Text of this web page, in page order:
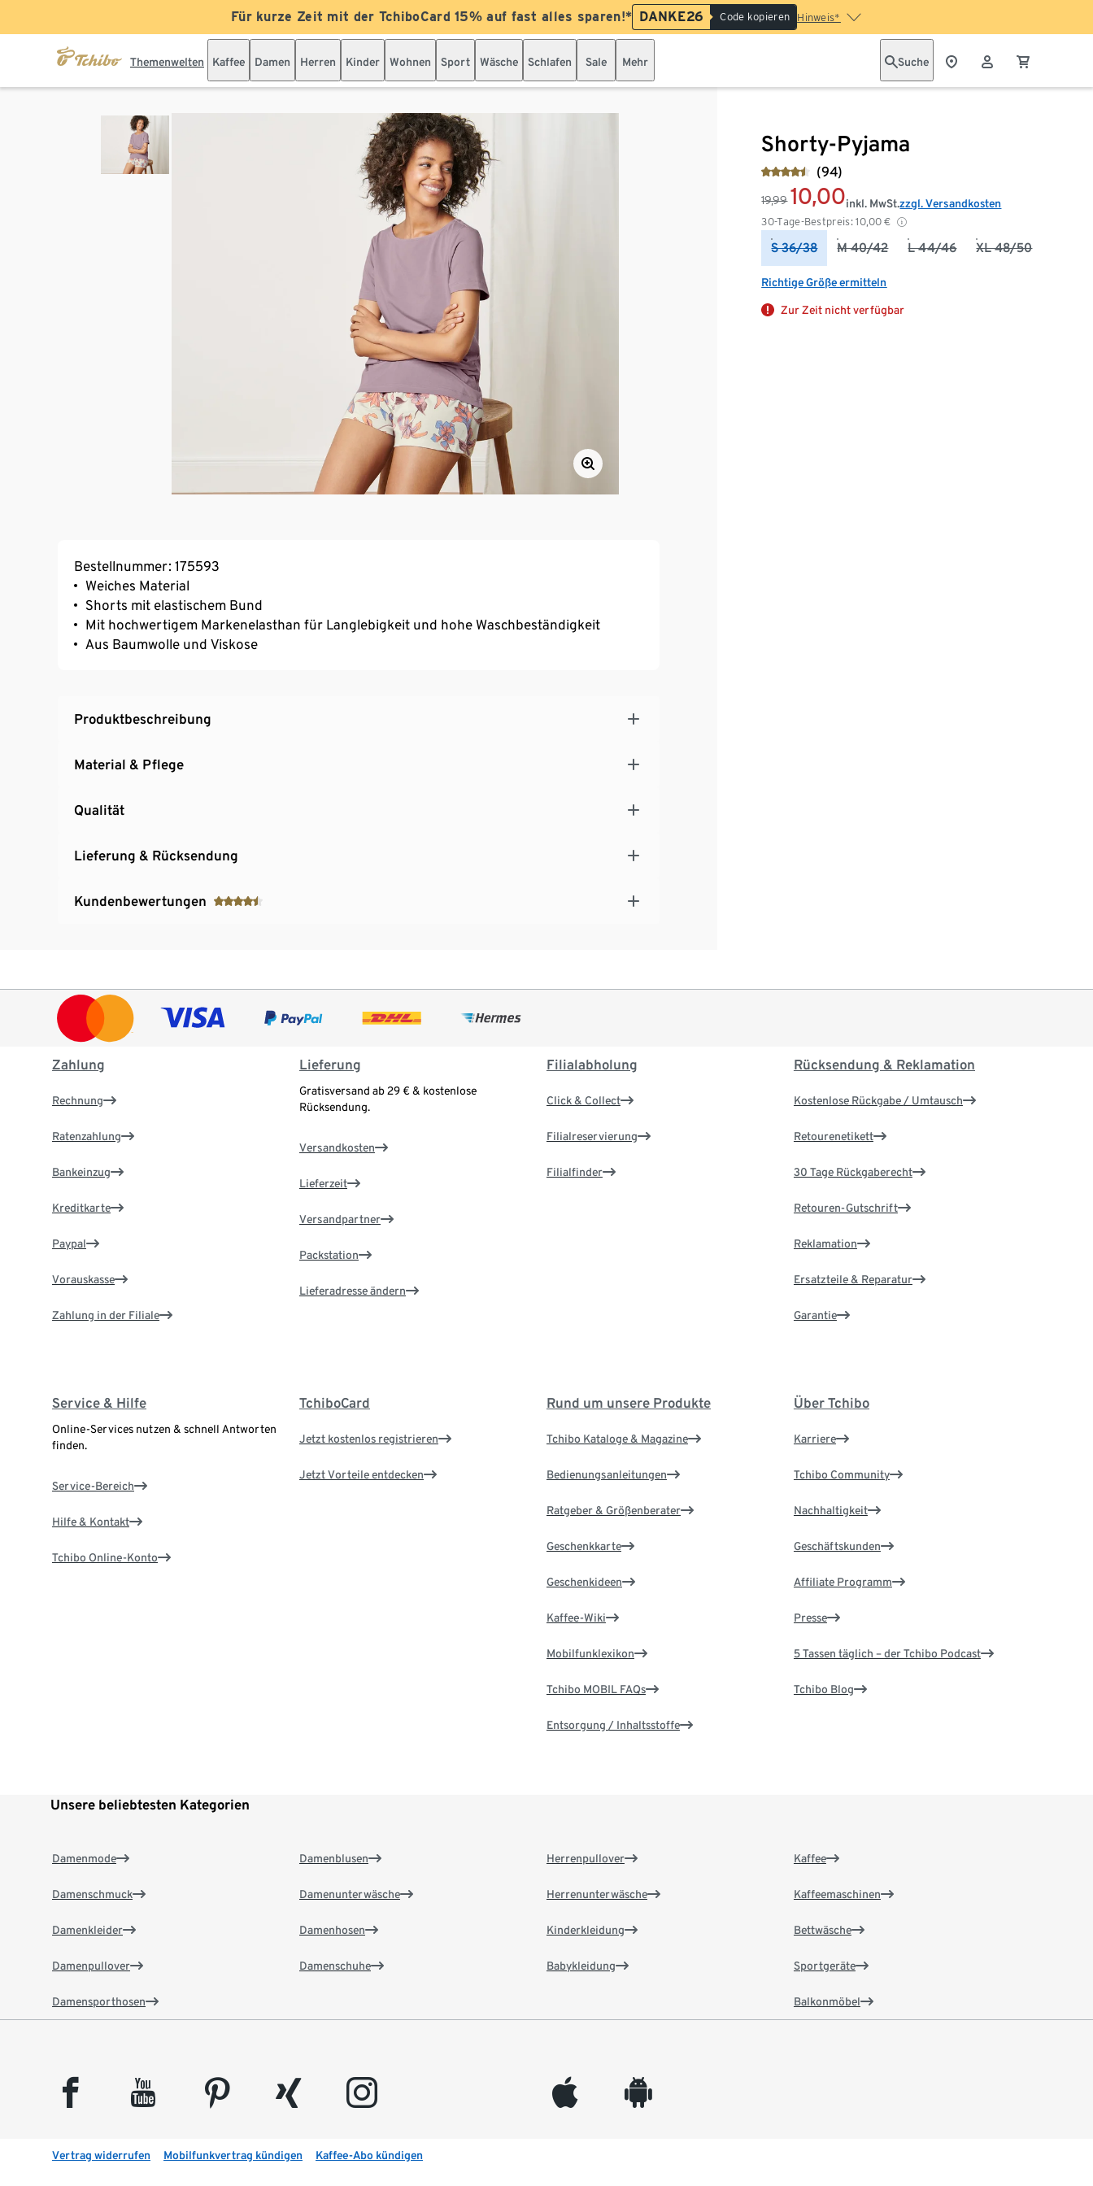
Für kurze Zeit mit der TchiboCard 15% auf fast alles sparen!* DANKE26 Code kopieren Hinweis*
Themenwelten Kaffee Damen Herren Kinder Wohnen Sport Wäsche Schlafen Sale Mehr Suche
Shorty-Pyjama
(94)
19,99 10,00
30-Tage-Bestpreis: 10,00 €
inkl. MwSt.zzgl. Versandkosten
S 36/38 M 40/42 L 44/46 XL 48/50
Richtige Größe ermitteln
Zur Zeit nicht verfügbar
Bestellnummer: 175593
Weiches Material
Shorts mit elastischem Bund
Mit hochwertigem Markenelasthan für Langlebigkeit und hohe Waschbeständigkeit
Aus Baumwolle und Viskose
Produktbeschreibung
Material & Pflege
Qualität
Lieferung & Rücksendung
Kundenbewertungen
Zahlung
Rechnung
Ratenzahlung
Bankeinzug
Kreditkarte
Paypal
Vorauskasse
Zahlung in der Filiale
Lieferung
Gratisversand ab 29 € & kostenlose
Rücksendung.
Versandkosten
Lieferzeit
Versandpartner
Packstation
Lieferadresse ändern
Filialabholung
Click & Collect
Filialreservierung
Filialfinder
Rücksendung & Reklamation
Kostenlose Rückgabe / Umtausch
Retourenetikett
30 Tage Rückgaberecht
Retouren-Gutschrift
Reklamation
Ersatzteile & Reparatur
Garantie
Service & Hilfe
Online-Services nutzen & schnell Antworten
finden.
Service-Bereich
Hilfe & Kontakt
Tchibo Online-Konto
TchiboCard
Jetzt kostenlos registrieren
Jetzt Vorteile entdecken
Rund um unsere Produkte
Tchibo Kataloge & Magazine
Bedienungsanleitungen
Ratgeber & Größenberater
Geschenkkarte
Geschenkideen
Kaffee-Wiki
Mobilfunklexikon
Tchibo MOBIL FAQs
Entsorgung / Inhaltsstoffe
Über Tchibo
Karriere
Tchibo Community
Nachhaltigkeit
Geschäftskunden
Affiliate Programm
Presse
5 Tassen täglich – der Tchibo Podcast
Tchibo Blog
Unsere beliebtesten Kategorien
Damenmode
Damenschmuck
Damenkleider
Damenpullover
Damensporthosen
Damenblusen
Damenunterwäsche
Damenhosen
Damenschuhe
Herrenpullover
Herrenunterwäsche
Kinderkleidung
Babykleidung
Kaffee
Kaffeemaschinen
Bettwäsche
Sportgeräte
Balkonmöbel
facebook youtube pinterest xing instagram appleinc android
Vertrag widerrufen Mobilfunkvertrag kündigen Kaffee-Abo kündigen